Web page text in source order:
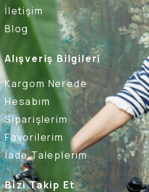
İletişim
Blog
Alışveriş Bilgileri
Kargom Nerede
Hesabım
Siparişlerim
Favorilerim
İade Taleplerim
Bizi Takip Et